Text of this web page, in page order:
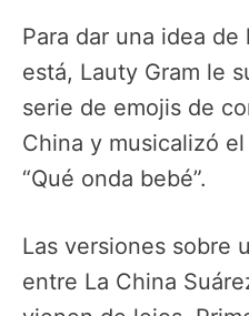
Para dar una idea
está, Lauty Gram le
serie de emojis de
China y musicalizó
“Qué onda bebé”.
Las versiones sobre
entre La China